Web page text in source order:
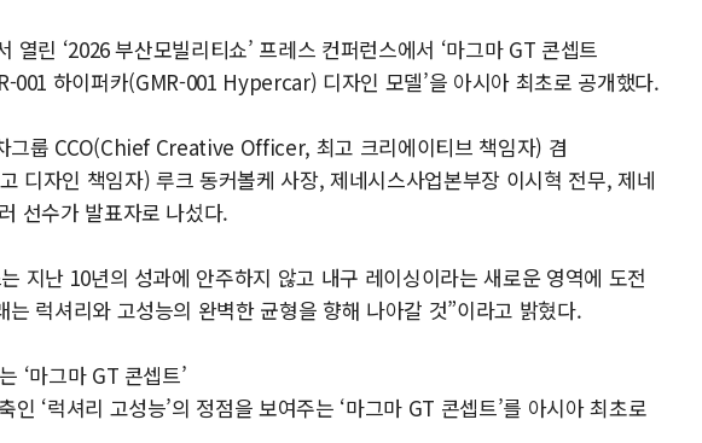
열린 ‘2026 부산모빌리티쇼’ 프레스 컨퍼런스에서 ‘마그마 GT 콘셉트
001 하이퍼카(GMR-001 Hypercar) 디자인 모델’을 아시아 최초로 공개했다.
그룹 CCO(Chief Creative Officer, 최고 크리에이티브 책임자) 겸
자인 책임자) 루크 동커볼케 사장, 제네시스사업본부장 이시혁 전무, 제네
선수가 발표자로 나섰다.
지난 10년의 성과에 안주하지 않고 내구 레이싱이라는 새로운 영역에 도전
는 럭셔리와 고성능의 완벽한 균형을 향해 나아갈 것”이라고 밝혔다.
‘마그마 GT 콘셉트’
‘럭셔리 고성능’의 정점을 보여주는 ‘마그마 GT 콘셉트’를 아시아 최초로